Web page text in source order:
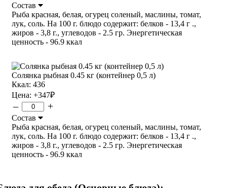
Состав
Рыба красная, белая, огурец соленый, маслины, томат,
лук, соль. На 100 г. блюдо содержит: белков - 13,4 г .,
жиров - 3,8 г., углеводов - 2.5 гр. Энергетическая
ценность - 96.9 ккал
Солянка рыбная 0.45 кг (контейнер 0,5 л)
Ккал: 436
Цена: +347₽
– +
Состав
Рыба красная, белая, огурец соленый, маслины, томат,
лук, соль. На 100 г. блюдо содержит: белков - 13,4 г .,
жиров - 3,8 г., углеводов - 2.5 гр. Энергетическая
ценность - 96.9 ккал